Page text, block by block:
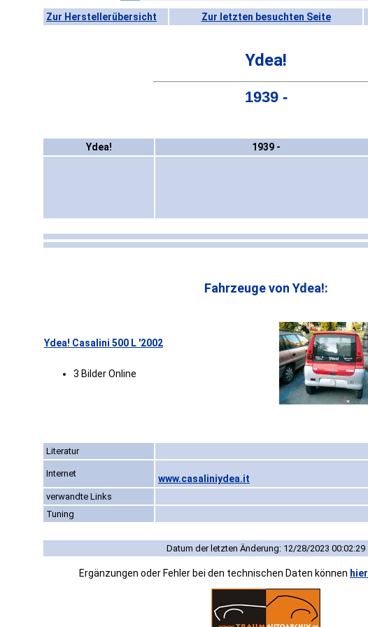
Zur Herstellerübersicht Zur letzten besuchten Seite
Ydea!
1939 -
Ydea! 1939 -
Fahrzeuge von Ydea!:
Ydea! Casalini 500 L '2002
3 Bilder Online
Literatur
Internet www.casaliniydea.it
verwandte Links
Tuning
Datum der letzten Änderung: 12/28/2023 00:02:29
Ergänzungen oder Fehler bei den technischen Daten können hier